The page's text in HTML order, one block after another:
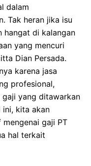
dalam
Tak heran jika isu
hangat di kalangan
yang mencuri
Dian Persada.
karena jasa
profesional,
gaji yang ditawarkan
ini, kita akan
mengenai gaji PT
hal terkait